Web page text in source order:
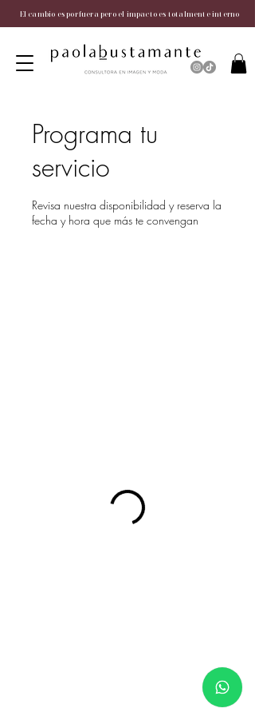
El cambio es por fuera pero el impacto es totalmente interno
Programa tu
servicio
Revisa nuestra disponibilidad y reserva la
fecha y hora que más te convengan